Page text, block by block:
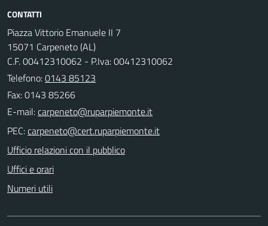
CONTATTI
Piazza Vittorio Emanuele II 7
15071 Carpeneto (AL)
C.F. 00412310062 - P.Iva: 00412310062
Telefono:0143 85123
Fax: 0143 85266
E-mail:
PEC:
Ufficio relazioni con il pubblico
Uffici e orari
Numeri utili